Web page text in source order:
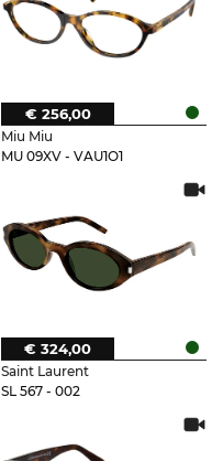
Miu Miu
MU 09XV - VAU1O1
€ 256,00
Saint Laurent
SL 567 - 002
€ 324,00